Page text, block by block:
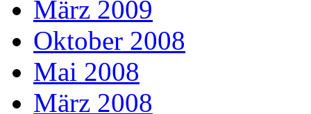
März 2009
Oktober 2008
Mai 2008
März 2008